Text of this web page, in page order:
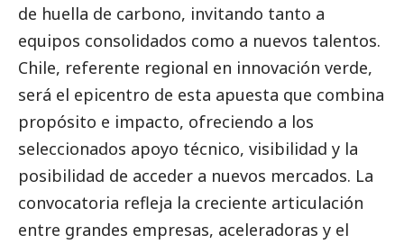
de huella de carbono, invitando tanto a
equipos consolidados como a nuevos talentos.
Chile, referente regional en innovación verde,
será el epicentro de esta apuesta que combina
propósito e impacto, ofreciendo a los
seleccionados apoyo técnico, visibilidad y la
posibilidad de acceder a nuevos mercados. La
convocatoria refleja la creciente articulación
entre grandes empresas, aceleradoras y el